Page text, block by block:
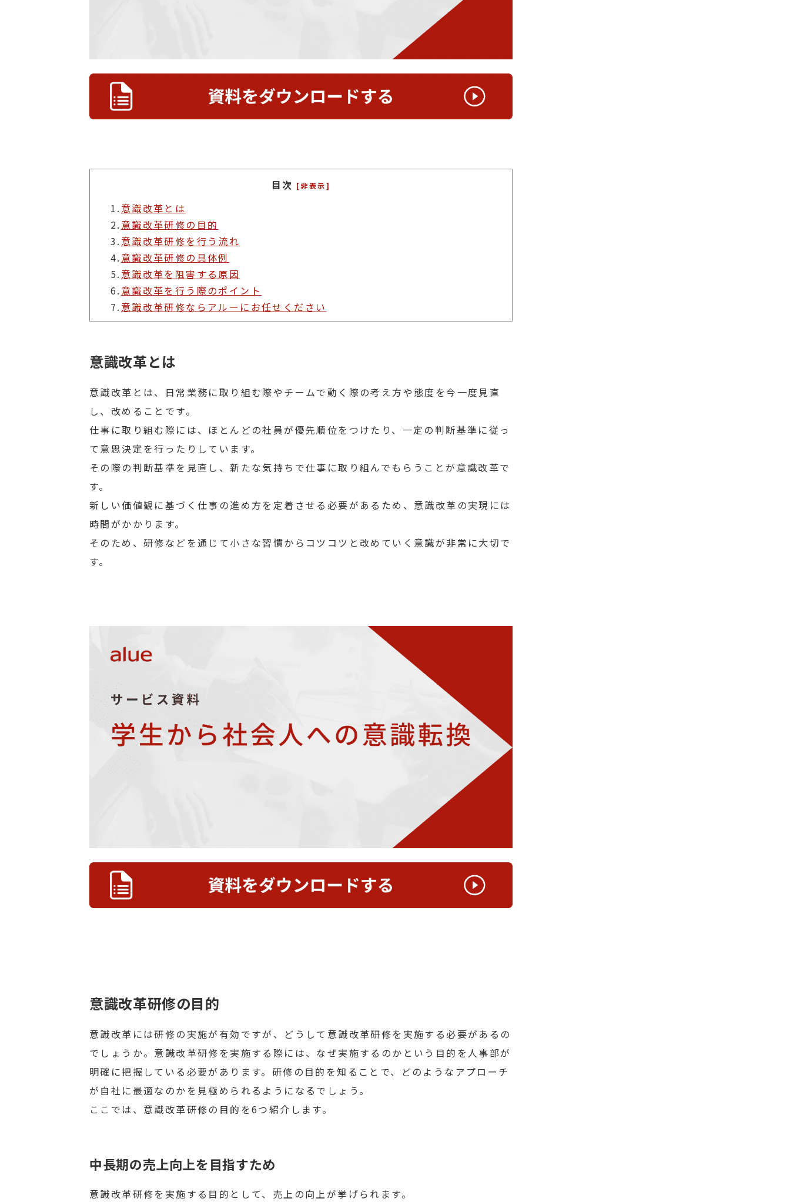
目次 [非表示]
1. 意識改革とは
2. 意識改革研修の目的
3. 意識改革研修を行う流れ
4. 意識改革研修の具体例
5. 意識改革を阻害する原因
6. 意識改革を行う際のポイント
7. 意識改革研修ならアルーにお任せください
意識改革とは
意識改革とは、日常業務に取り組む際やチームで動く際の考え方や態度を今一度見直
し、改めることです。
仕事に取り組む際には、ほとんどの社員が優先順位をつけたり、一定の判断基準に従っ
て意思決定を行ったりしています。
その際の判断基準を見直し、新たな気持ちで仕事に取り組んでもらうことが意識改革で
す。
新しい価値観に基づく仕事の進め方を定着させる必要があるため、意識改革の実現には
時間がかかります。
そのため、研修などを通じて小さな習慣からコツコツと改めていく意識が非常に大切で
す。
意識改革研修の目的
意識改革には研修の実施が有効ですが、どうして意識改革研修を実施する必要があるの
でしょうか。意識改革研修を実施する際には、なぜ実施するのかという目的を人事部が
明確に把握している必要があります。研修の目的を知ることで、どのようなアプローチ
が自社に最適なのかを見極められるようになるでしょう。
ここでは、意識改革研修の目的を6つ紹介します。
中長期の売上向上を目指すため
意識改革研修を実施する目的として、売上の向上が挙げられます。